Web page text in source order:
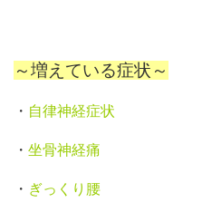
～増えている症状～
・ 自律神経症状
・ 坐骨神経痛
・ ぎっくり腰